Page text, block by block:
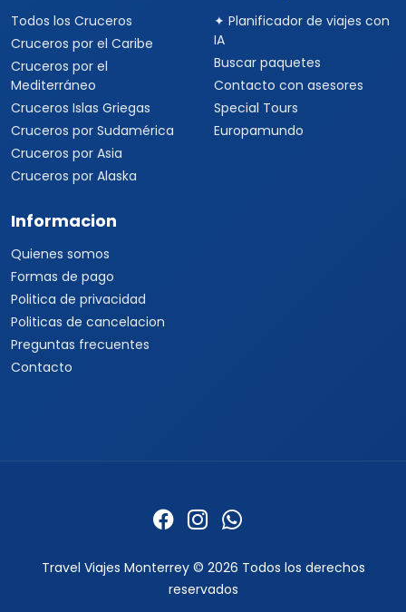
Todos los Cruceros
Cruceros por el Caribe
Cruceros por el
Mediterráneo
Cruceros Islas Griegas
Cruceros por Sudamérica
Cruceros por Asia
Cruceros por Alaska
✦ Planificador de viajes con
IA
Buscar paquetes
Contacto con asesores
Special Tours
Europamundo
Informacion
Quienes somos
Formas de pago
Politica de privacidad
Politicas de cancelacion
Preguntas frecuentes
Contacto
Travel Viajes Monterrey © 2026 Todos los derechos
reservados